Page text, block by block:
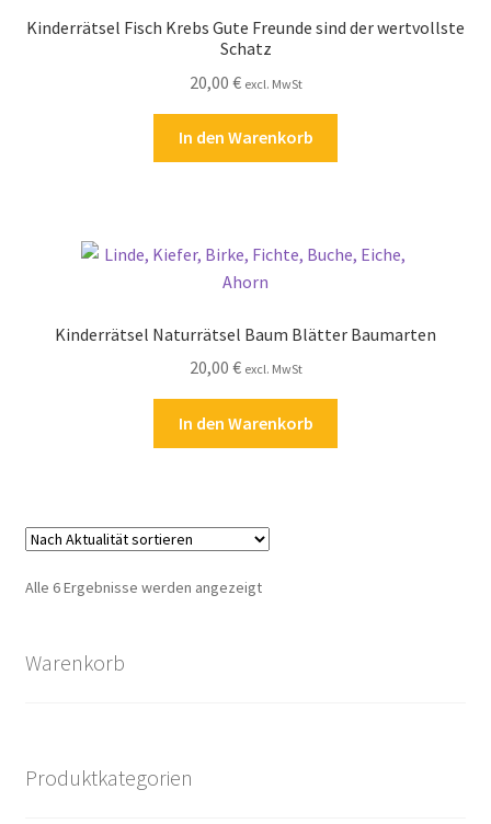
Kinderrätsel Fisch Krebs Gute Freunde sind der wertvollste
Schatz
20,00 € excl. MwSt
In den Warenkorb
Kinderrätsel Naturrätsel Baum Blätter Baumarten
20,00 € excl. MwSt
In den Warenkorb
Alle 6 Ergebnisse werden angezeigtNach
Warenkorb
Produktkategorien